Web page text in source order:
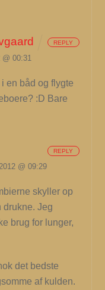
00:31
en båd og flygte
:D Bare
REPLY
@ 09:29
skyller op
drukne. Jeg
brug for lunger,
det bedste
af kulden.
REPLY